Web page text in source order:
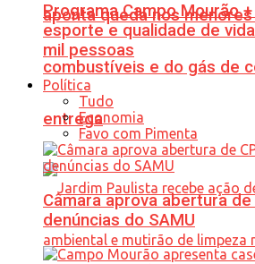
aponta queda nos
combustíveis e do gás de
entrega
Programa Campo Mourão
esporte e qualidade de
mil pessoas
Política
Tudo
Economia
Favo com Pimenta
Câmara aprova abertura
denúncias do SAMU